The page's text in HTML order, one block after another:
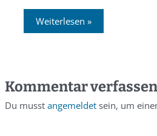
Weiterlesen »
Kommentar verfassen
Du musst angemeldetsein, um